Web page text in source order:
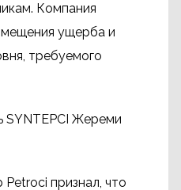
Компания
ущерба и
требуемого
SYNTEPCI Жереми
Petroci признал, что